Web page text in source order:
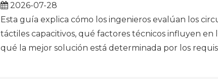
2026-07-28
Esta guía explica cómo los ingenieros evalúan los
táctiles capacitivos, qué factores técnicos influyen
qué la mejor solución está determinada por los